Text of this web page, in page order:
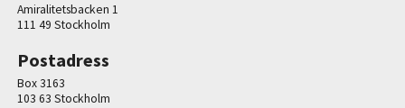
Amiralitetsbacken 1
111 49 Stockholm
Postadress
Box 3163
103 63 Stockholm